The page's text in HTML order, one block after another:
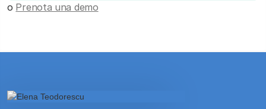
o Prenota una demo